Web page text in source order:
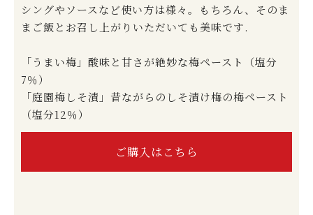
シングやソースなど使い方は様々。もちろん、そのま
まご飯とお召し上がりいただいても美味です.
「うまい梅」酸味と甘さが絶妙な梅ペースト（塩分
7％）
「庭園梅しそ漬」昔ながらのしそ漬け梅の梅ペースト
（塩分12％）
ご購入はこちら